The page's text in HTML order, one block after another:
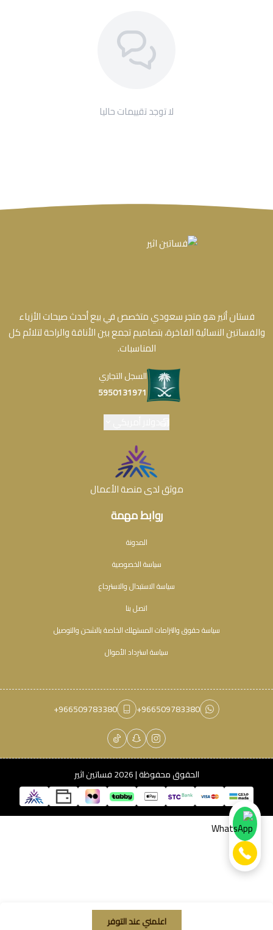
اعلمني عند التوفر
لا توجد تقييمات حاليا
روابط مهمة
المدونة
سياسة الخصوصية
سياسة الاستبدال والاسترجاع
اتصل بنا
سياسة حقوق والتزامات المستهلك الخاصة بالشحن والتوصيل
سياسة استرداد الأموال
فستان أثير هو متجر سعودي متخصص في بيع أحدث صيحات الأزياء
والفساتين النسائية الفاخرة، بتصاميم تجمع بين الأناقة والراحة لتلائم كل
المناسبات.
السجل التجاري
5950131971
موثق لدى منصة الأعمال
+966509783380
+966509783380
الحقوق محفوظة | 2026 فساتين اثير